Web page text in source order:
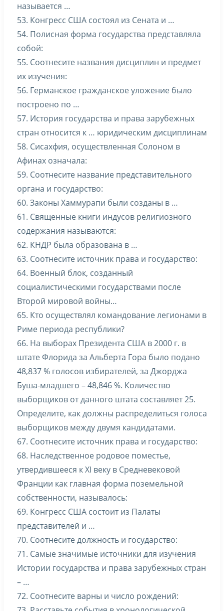
называется …
53. Конгресс США состоял из Сената и …
54. Полисная форма государства представляла
собой:
55. Соотнесите названия дисциплин и предмет
их изучения:
56. Германское гражданское уложение было
построено по …
57. История государства и права зарубежных
стран относится к … юридическим дисциплинам
58. Сисахфия, осуществленная Солоном в
Афинах означала:
59. Соотнесите название представительного
органа и государство:
60. Законы Хаммурапи были созданы в …
61. Священные книги индусов религиозного
содержания называются:
62. КНДР была образована в …
63. Соотнесите источник права и государство:
64. Военный блок, созданный
социалистическими государствами после
Второй мировой войны…
65. Кто осуществлял командование легионами в
Риме периода республики?
66. На выборах Президента США в 2000 г. в
штате Флорида за Альберта Гора было подано
48,837 % голосов избирателей, за Джорджа
Буша-младшего – 48,846 %. Количество
выборщиков от данного штата составляет 25.
Определите, как должны распределиться голоса
выборщиков между двумя кандидатами.
67. Соотнесите источник права и государство:
68. Наследственное родовое поместье,
утвердившееся к XI веку в Средневековой
Франции как главная форма поземельной
собственности, называлось:
69. Конгресс США состоит из Палаты
представителей и …
70. Соотнесите должность и государство:
71. Самые значимые источники для изучения
Истории государства и права зарубежных стран
– …
72. Соотнесите варны и число рождений: